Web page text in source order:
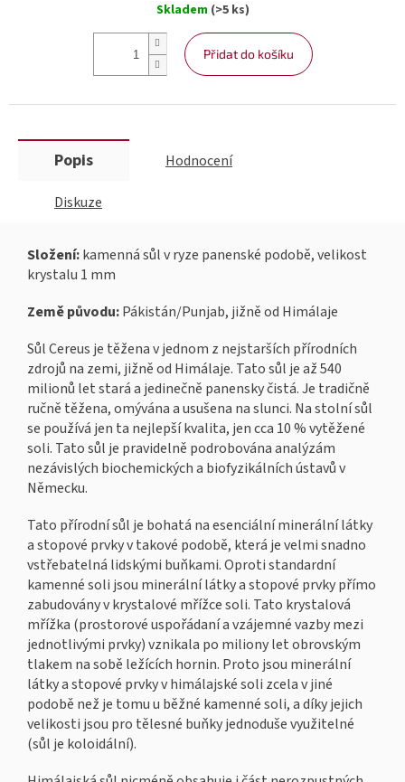
cena:
Skladem (>5 ks)
Přidat do košíku
Popis Hodnocení
Diskuze
Složení:kamenná sůl v ryze panenské podobě, velikost
krystalu 1 mm
Země původu:Pákistán/Punjab, jižně od Himálaje
Sůl Cereus je těžena v jednom z nejstarších přírodních
zdrojů na zemi, jižně od Himálaje. Tato sůl je až 540
milionů let stará a jedinečně panensky čistá. Je tradičně
ručně těžena, omývána a usušena na slunci. Na stolní sůl
se používá jen ta nejlepší kvalita, jen cca 10 % vytěžené
soli. Tato sůl je pravidelně podrobována analýzám
nezávislých biochemických a biofyzikálních ústavů v
Německu.
Tato přírodní sůl je bohatá na esenciální minerální látky
a stopové prvky v takové podobě, která je velmi snadno
vstřebatelná lidskými buňkami. Oproti standardní
kamenné soli jsou minerální látky a stopové prvky přímo
zabudovány v krystalové mřížce soli. Tato krystalová
mřížka (prostorové uspořádaní a vzájemné vazby mezi
jednotlivými prvky) vznikala po miliony let obrovským
tlakem na sobě ležících hornin. Proto jsou minerální
látky a stopové prvky v himálajské soli zcela v jiné
podobě než je tomu u běžné kamenné soli, a díky jejich
velikosti jsou pro tělesné buňky jednoduše využitelné
(sůl je koloidální).